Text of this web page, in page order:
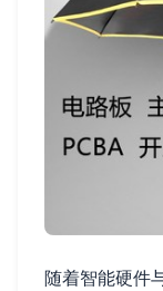
随着智能硬件